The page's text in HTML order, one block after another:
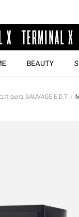
BEAUTY
SAUVAGE E.D.T בושם לגבר